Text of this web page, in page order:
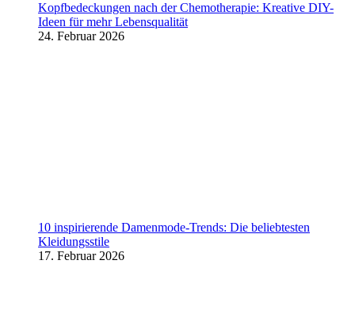
Kopfbedeckungen nach der Chemotherapie: Kreative DIY-
Ideen für mehr Lebensqualität
24. Februar 2026
10 inspirierende Damenmode-Trends: Die beliebtesten
Kleidungsstile
17. Februar 2026